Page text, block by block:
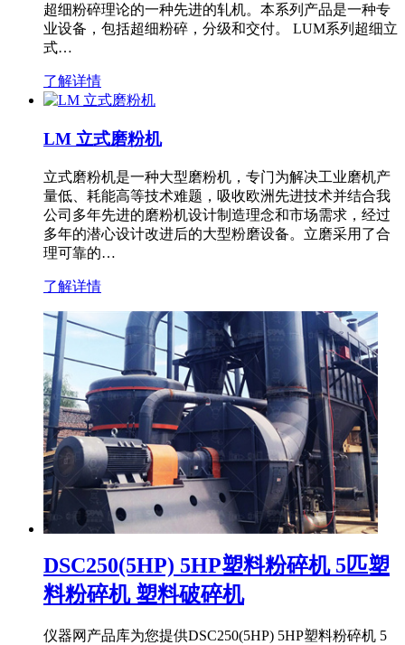
超细粉碎理论的一种先进的轧机。本系列产品是一种专
业设备，包括超细粉碎，分级和交付。 LUM系列超细立
式…
了解详情
LM 立式磨粉机
立式磨粉机是一种大型磨粉机，专门为解决工业磨机产
量低、耗能高等技术难题，吸收欧洲先进技术并结合我
公司多年先进的磨粉机设计制造理念和市场需求，经过
多年的潜心设计改进后的大型粉磨设备。立磨采用了合
理可靠的…
了解详情
DSC250(5HP) 5HP塑料粉碎机 5匹塑
料粉碎机 塑料破碎机
仪器网产品库为您提供DSC250(5HP) 5HP塑料粉碎机 5